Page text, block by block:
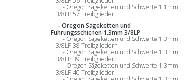
Oregon Sägeketten und Schwerte 1.1mm
3/8LP 57 Treibglieder
Oregon Sägeketten und
Führungsschienen 1.3mm 3/8LP
Oregon Sägeketten und Schwerte 1.3mm
3/8LP 38 Treibgliedern
Oregon Sägeketten und Schwerte 1.3mm
3/8LP 39 Treibgliedern
Oregon Sägeketten und Schwerte 1.3mm
3/8LP 40 Treibglieder